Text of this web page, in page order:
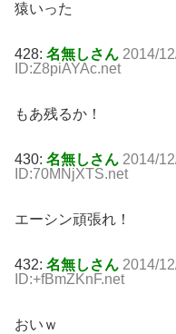
猿いった
428: 名無しさん 2014/
ID:Z8piAYAc.net
もあ残るか！
430: 名無しさん 2014/
ID:70MNjXTS.net
エーシン頑張れ！
432: 名無しさん 2014/
ID:+fBmZKnF.net
おいｗ